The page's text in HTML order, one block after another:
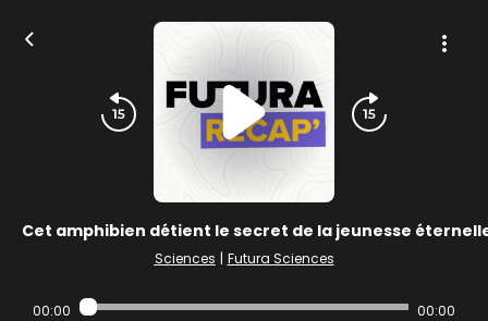
Cet amphibien détient le secret de la jeunesse
Sciences | Futura Sciences
00:00 00:00